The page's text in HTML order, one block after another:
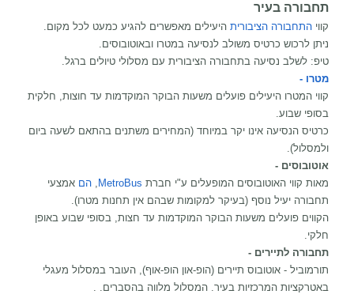
תחבורה בעיר
קווי התחבורה הציבורית היעילים מאפשרים להגיע כמעט לכל מקום.
ניתן לרכוש כרטיס משולב לנסיעה במטרו ובאוטובוסים.
טיפ: לשלב נסיעה בתחבורה הציבורית עם מסלולי טיולים ברגל.
מטרו -
קווי המטרו היעילים פועלים משעות הבוקר המוקדמות עד חוצות, חלקית
בסופי שבוע.
כרטיס הנסיעה אינו יקר במיוחד (המחירים משתנים בהתאם לשעה ביום
ולמסלול).
אוטובוסים -
מאות קווי האוטובוסים המופעלים ע"י חברת MetroBus
, הם אמצעי
תחבורה יעיל נוסף (בעיקר למקומות שבהם אין תחנות מטרו).
הקווים פועלים משעות הבוקר המוקדמות עד חצות, בסופי שבוע באופן
חלקי.
תחבורה לתיירים -
תורמוביל - אוטובוס תיירים (הופ-און הופ-אוף), העובר במסלול מעגלי
באטרקציות המרכזיות בעיר. המסלול מלווה בהסברים. .